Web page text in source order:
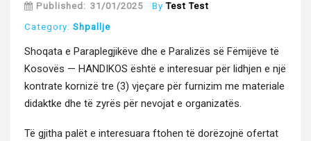
Published: 31/01/2025 ByTest Test
Category: Shpallje
Shoqa­ta e Para­plegjikëve dhe e Par­al­izës së Fëmi­jëve të
Kosovës — HANDIKOS është e intere­suar për lid­hjen e një
kon­trate kornizë tre (3) vjeçare për furniz­im me mate­ri­ale
didak­tke dhe të zyrës për nevo­jat e organizatës.
Të gjitha palët e intere­suara fto­hen të dorë­zo­jnë ofer­tat